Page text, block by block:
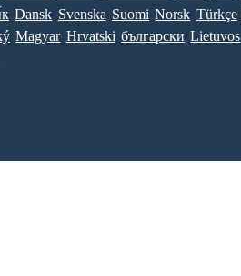
Dansk Svenska Suomi Norsk Türkçe
Magyar Hrvatski български Lietuvos